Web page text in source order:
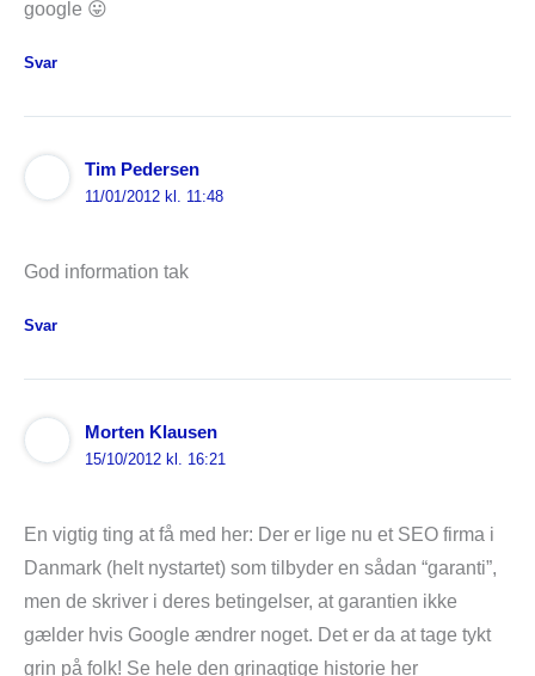
google 😛
Svar
Tim Pedersen
11/01/2012 kl. 11:48
God information tak
Svar
Morten Klausen
15/10/2012 kl. 16:21
En vigtig ting at få med her: Der er lige nu et SEO firma i
Danmark (helt nystartet) som tilbyder en sådan “garanti”,
men de skriver i deres betingelser, at garantien ikke
gælder hvis Google ændrer noget. Det er da at tage tykt
grin på folk! Se hele den grinagtige historie her